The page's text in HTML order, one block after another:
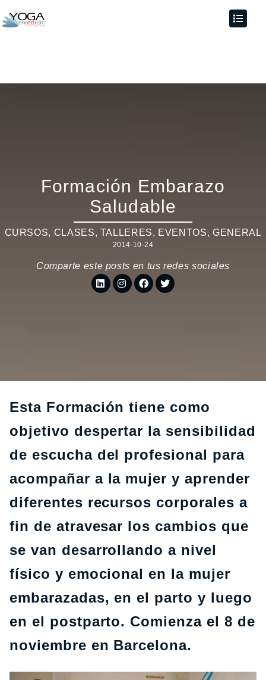
Formación Embarazo
Saludable
CURSOS, CLASES, TALLERES, EVENTOS, GENERAL
2014-10-24
Comparte este posts en tus redes sociales
Esta Formación tiene como
objetivo despertar la sensibilidad
de escucha del profesional para
acompañar a la mujer y aprender
diferentes recursos corporales a
fin de atravesar los cambios que
se van desarrollando a nivel
físico y emocional en la mujer
embarazadas, en el parto y luego
en el postparto. Comienza el 8 de
noviembre en Barcelona.